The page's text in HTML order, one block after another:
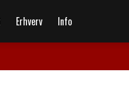
Erhverv Info